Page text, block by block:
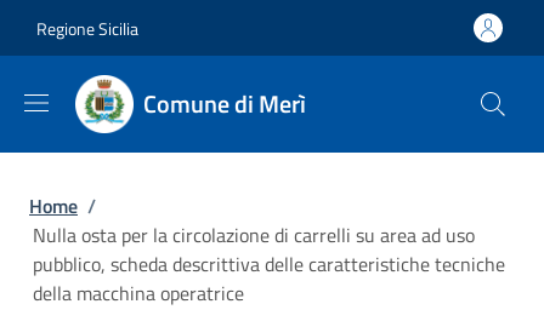
Regione Sicilia
Comune di Merì
Briciole di pane
Home /
Nulla osta per la circolazione di carrelli su area ad uso
pubblico, scheda descrittiva delle caratteristiche tecniche
della macchina operatrice